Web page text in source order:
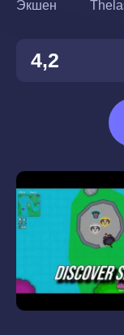
Экшен
4,2